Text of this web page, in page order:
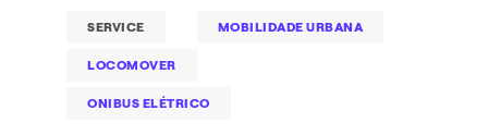
SERVICE MOBILIDADE URBANA
LOCOMOVER
ONIBUS ELÉTRICO